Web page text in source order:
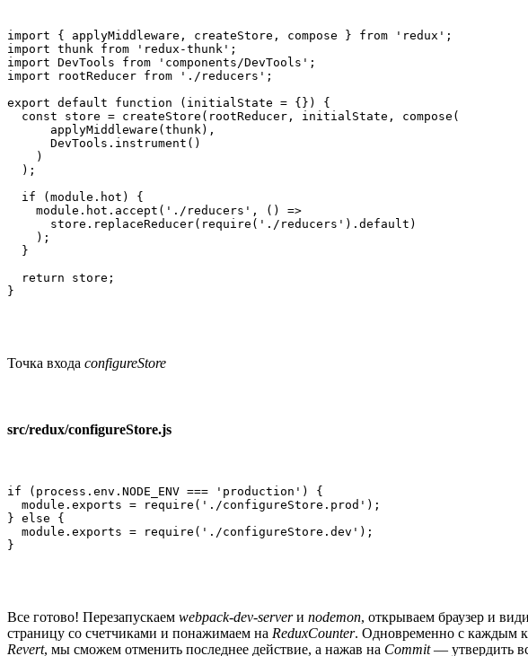
import { applyMiddleware, createStore, compose } from 'redux';
import thunk from 'redux-thunk';
import DevTools from 'components/DevTools';
import rootReducer from './reducers';
export default function (initialState = {}) {
  const store = createStore(rootReducer, initialState, compose(
      applyMiddleware(thunk),
      DevTools.instrument()
    )
  );
  if (module.hot) {
    module.hot.accept('./reducers', () =>
      store.replaceReducer(require('./reducers').default)
    );
  }
  return store;
}
Точка входа configureStore
src/redux/configureStore.js
if (process.env.NODE_ENV === 'production') {
  module.exports = require('./configureStore.prod');
} else {
  module.exports = require('./configureStore.dev');
}
Все готово! Перезапускаем webpack-dev-serverи nodemon, открываем браузер и
страницу со счетчиками и понажимаем на ReduxCounter. Одновременно с каждым
Revert, мы сможем отменить последнее действие, а нажав на Commit— утвердить